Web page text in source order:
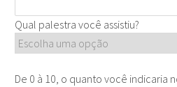
Qual palestra você assistiu?
De 0 à 10, o quanto você indicaria